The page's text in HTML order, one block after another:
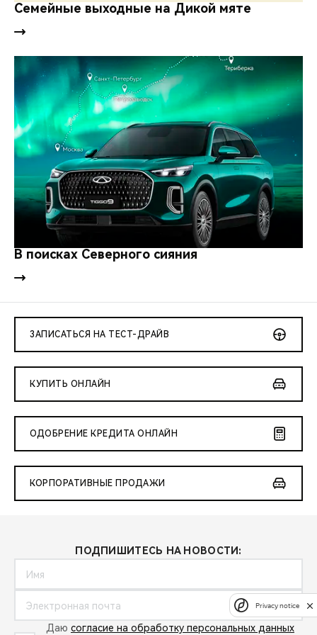
CHERY И СПОРТ
НАШИ МЕРОПРИЯТИЯ
ВИДЕООБЗОРЫ
CHERY ДЛЯ ДЕТЕЙ
Семейные выходные на Дикой мяте
В поисках Северного сияния
ЗАПИСАТЬСЯ НА ТЕСТ-ДРАЙВ
КУПИТЬ ОНЛАЙН
ОДОБРЕНИЕ КРЕДИТА ОНЛАЙН
КОРПОРАТИВНЫЕ ПРОДАЖИ
ПОДПИШИТЕСЬ НА НОВОСТИ:
Даю согласие на обработку персональных данных
Privacy notice